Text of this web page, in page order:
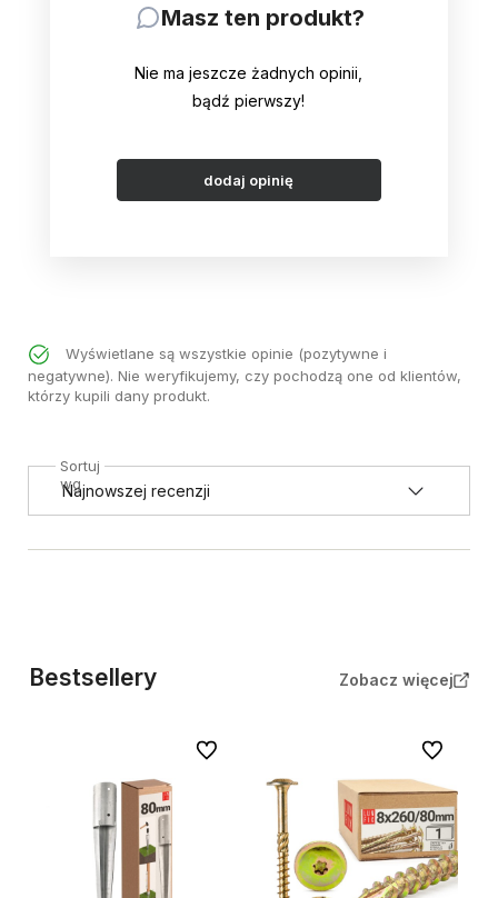
Masz ten produkt?
Nie ma jeszcze żadnych opinii,
bądź pierwszy!
dodaj opinię
Wyświetlane są wszystkie opinie (pozytywne i
negatywne). Nie weryfikujemy, czy pochodzą one od klientów,
którzy kupili dany produkt.
Sortuj
wg
Bestsellery Zobacz więcej
Do ulubionych Do